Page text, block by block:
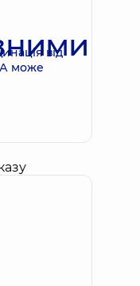
від
А може